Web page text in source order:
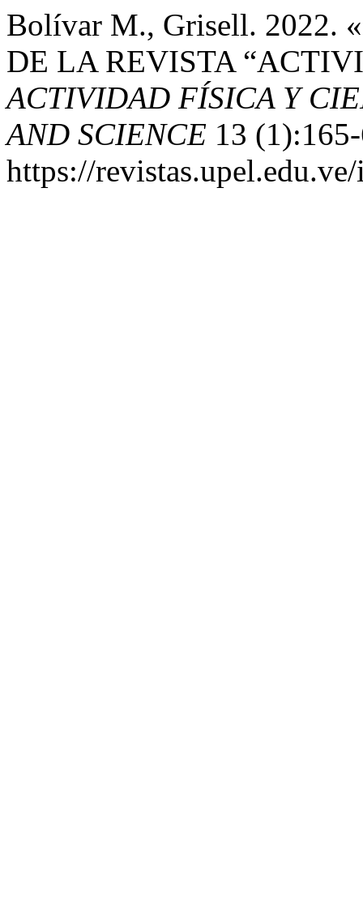
Bolívar M., Grisell. 2022.
DE LA REVISTA
ACTIVIDAD FÍSICA Y
AND SCIENCE 13
https://